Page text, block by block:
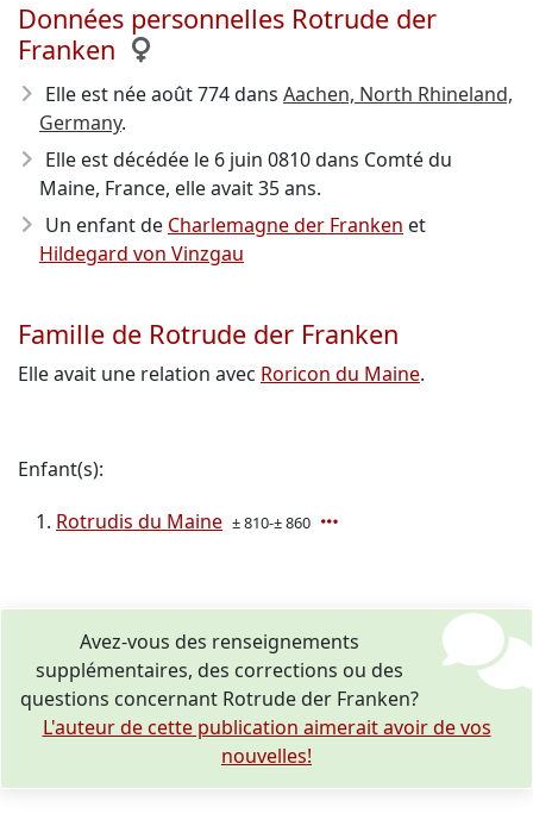
Données personnelles Rotrude der
Franken
Elle est née août 774dans Aachen, North Rhineland,
Germany.
Elle est décédée le 6 juin 0810dans Comté du
Maine, France, elle avait 35 ans.
Un enfant de Charlemagne der Franken et
Hildegard von Vinzgau
Famille de Rotrude der Franken
Elle avait une relation avec Roricon du Maine.
Enfant(s):
Rotrudis du Maine ± 810-± 860
Avez-vous des renseignements
supplémentaires, des corrections ou des
questions concernant Rotrude der Franken?
L'auteur de cette publication aimerait avoir de vos
nouvelles!